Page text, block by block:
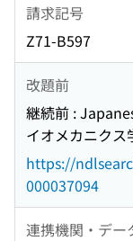
請求記号
Z71-B597
改題前
継続前 :
イオメカニクス
https://
000037094
連携機関・デー